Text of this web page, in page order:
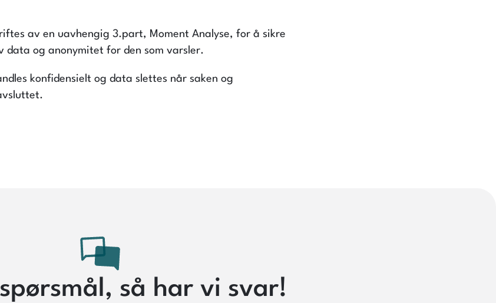
av en uavhengig 3.part, Moment Analyse, for å sikre
data og anonymitet for den som varsler.
konfidensielt og data slettes når saken og
så har vi svar!